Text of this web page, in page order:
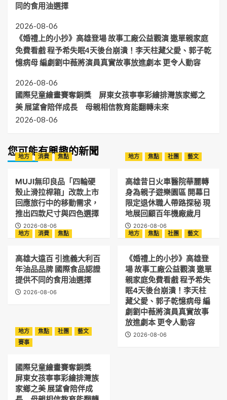
同的食用油選擇
2026-08-06
《婚禮上的小抄》高雄登場 故事工廠公益觀演 邀單親家庭
免費看戲 程予希失眠4天後台崩潰！李天柱藏父愛、郭子乾
憶病母 編劇劉中薇將演員真實故事放進劇本 更令人動容
2026-08-06
國際兒童繪畫賽奪銅獎 屏東女孩寧寧彩繪排灣族家鄉之
美 展望會陪伴成長 母親相信教育能翻轉未來
2026-08-06
您可能有興趣的新聞
地方 消費 焦點
MUJI無印良品「四輪硬
殼止滑拉桿箱」改款上市
回應旅行中的移動需求，
推出四款尺寸與四色選擇
2026-08-06
地方 焦點 社團 藝文
高雄昔日火車醫院華麗轉
身為親子遊樂園區 開幕日
限定退休職人帶路探秘 現
地展回顧百年機廠歲月
2026-08-06
地方
消費 焦點
高雄大遠百 引進義大利百
年油品品牌 國際食品認證
提供不同的食用油選擇
2026-08-06
地方 焦點 社團 藝文
《婚禮上的小抄》高雄登
場 故事工廠公益觀演 邀單
親家庭免費看戲 程予希失
眠4天後台崩潰！李天柱
藏父愛、郭子乾憶病母 編
劇劉中薇將演員真實故事
放進劇本 更令人動容
2026-08-06
地方 焦點 社團
藝文
賽事
國際兒童繪畫賽奪銅獎
屏東女孩寧寧彩繪排灣族
家鄉之美 展望會陪伴成